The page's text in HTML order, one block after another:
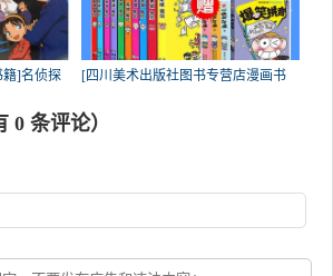
籍]名侦探 [四川美术出版社图书专营店漫画书
0 条评论）